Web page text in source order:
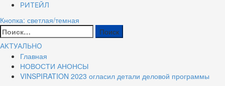
РИТЕЙЛ
Кнопка: светлая/темная
Найти:
АКТУАЛЬНО
Главная
НОВОСТИ АНОНСЫ
VINSPIRATION 2023 огласил детали деловой программы